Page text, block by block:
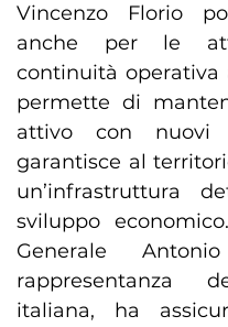
Vincenzo Florio
anche per le
continuità operativa
permette di
attivo con nuovi
garantisce al
un’infrastruttura
sviluppo
Generale
rappresentanza
italiana, ha